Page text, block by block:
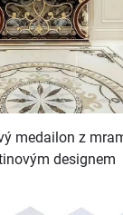
medailon z
designem